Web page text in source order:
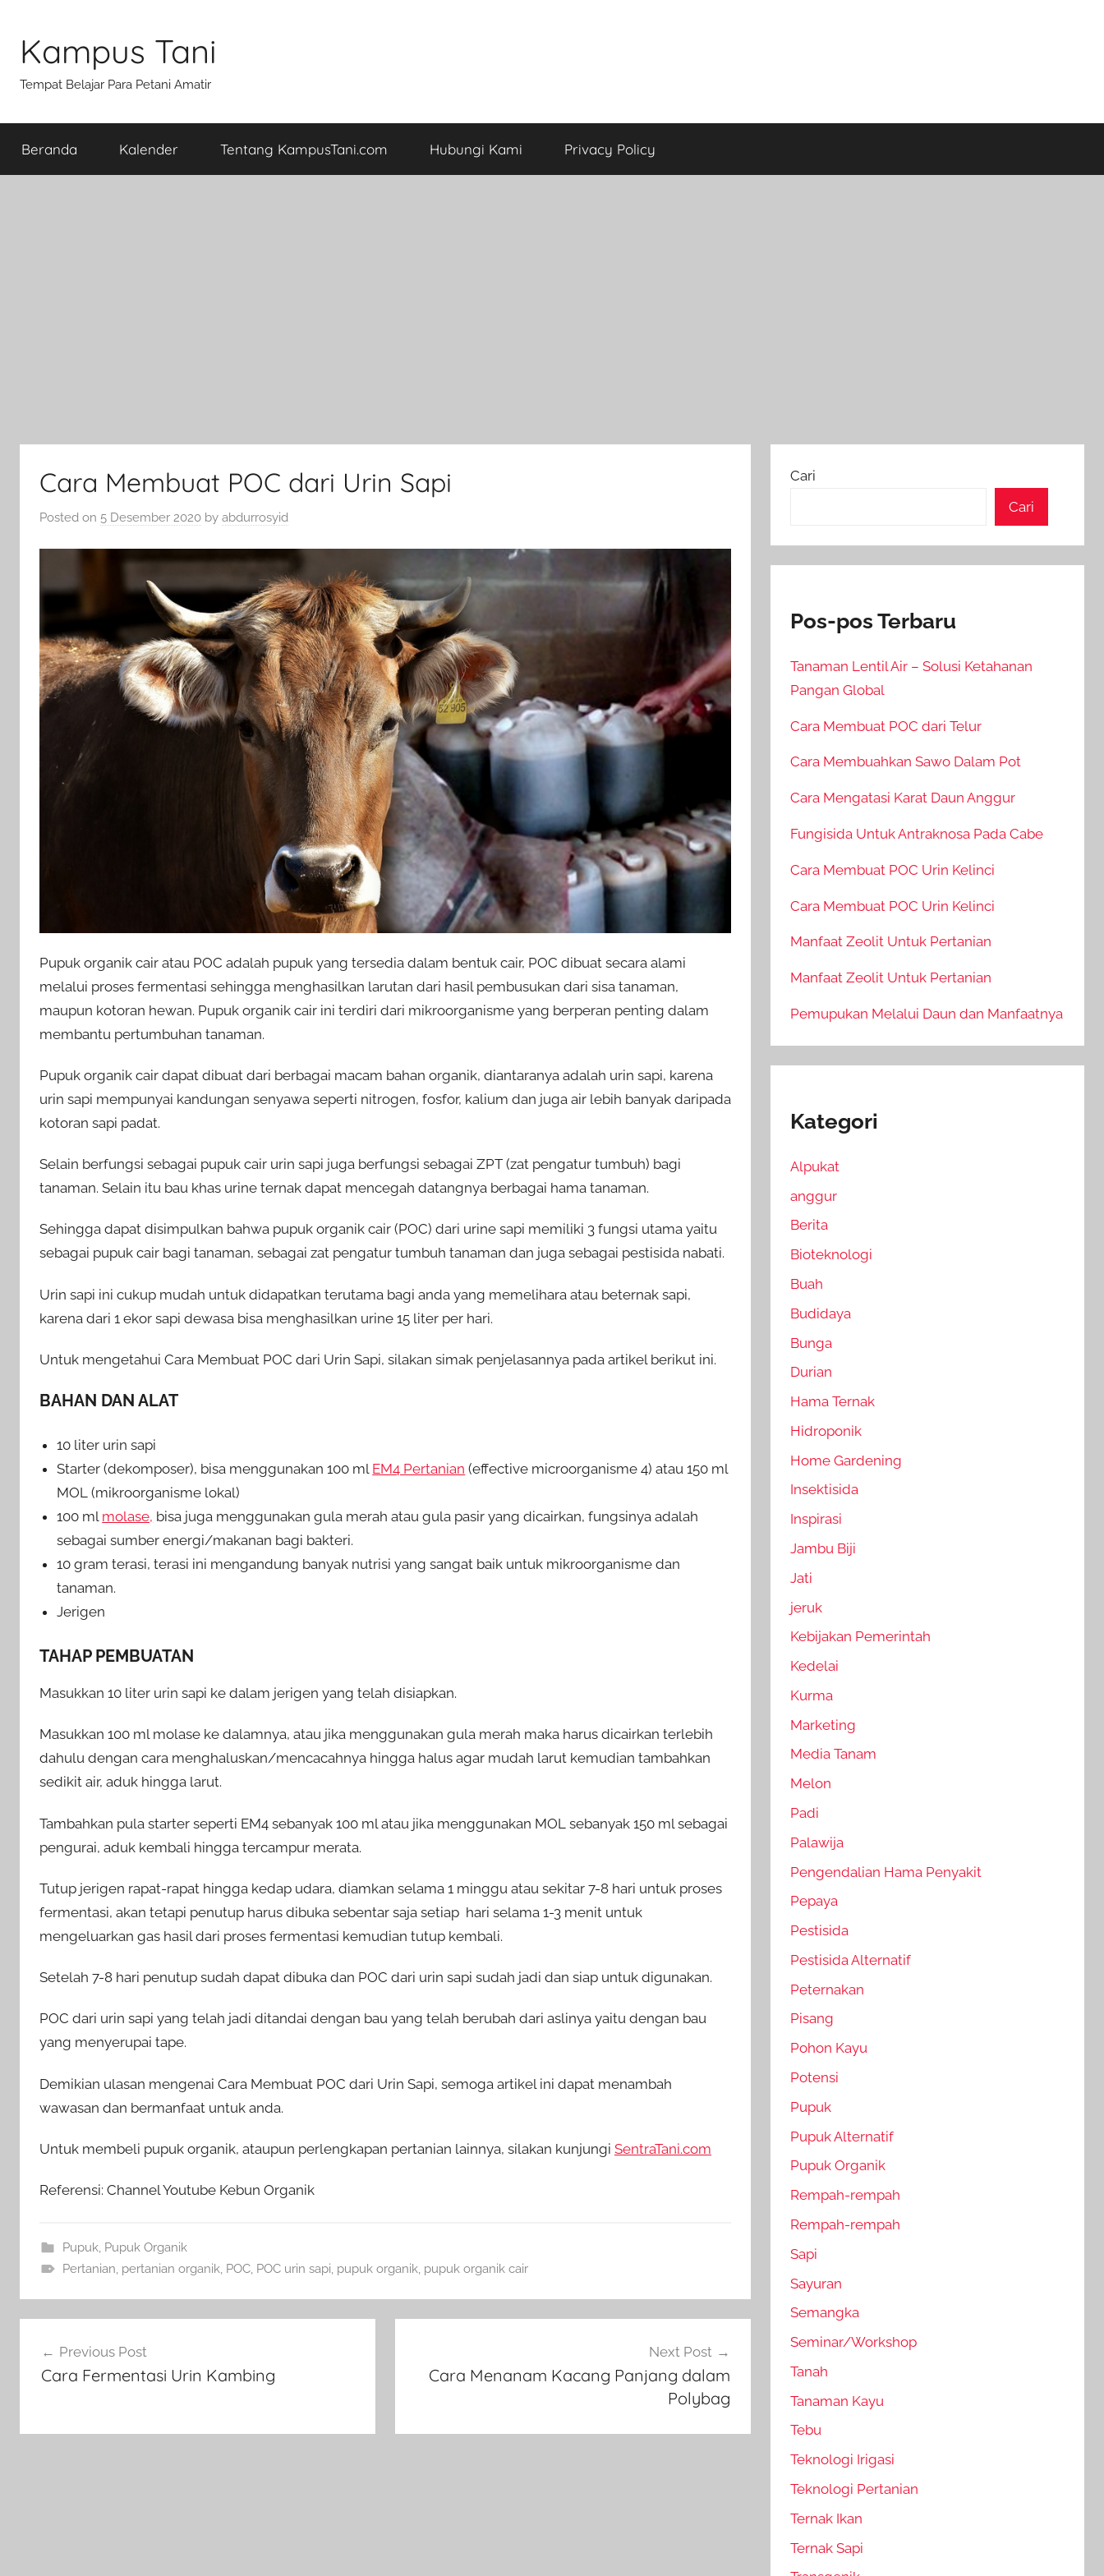
content
Kampus Tani
Tempat Belajar Para Petani Amatir
Beranda Kalender Tentang KampusTani.com Hubungi Kami Privacy Policy
Cara Membuat POC dari Urin Sapi
Posted on 5 Desember 2020 by abdurrosyid
Pupuk organik cair atau POC adalah pupuk yang tersedia dalam bentuk cair, POC dibuat secara alami
melalui proses fermentasi sehingga menghasilkan larutan dari hasil pembusukan dari sisa tanaman,
maupun kotoran hewan. Pupuk organik cair ini terdiri dari mikroorganisme yang berperan penting dalam
membantu pertumbuhan tanaman.
Pupuk organik cair dapat dibuat dari berbagai macam bahan organik, diantaranya adalah urin sapi, karena
urin sapi mempunyai kandungan senyawa seperti nitrogen, fosfor, kalium dan juga air lebih banyak daripada
kotoran sapi padat.
Selain berfungsi sebagai pupuk cair urin sapi juga berfungsi sebagai ZPT (zat pengatur tumbuh) bagi
tanaman. Selain itu bau khas urine ternak dapat mencegah datangnya berbagai hama tanaman.
Sehingga dapat disimpulkan bahwa pupuk organik cair (POC) dari urine sapi memiliki 3 fungsi utama yaitu
sebagai pupuk cair bagi tanaman, sebagai zat pengatur tumbuh tanaman dan juga sebagai pestisida nabati.
Urin sapi ini cukup mudah untuk didapatkan terutama bagi anda yang memelihara atau beternak sapi,
karena dari 1 ekor sapi dewasa bisa menghasilkan urine 15 liter per hari.
Untuk mengetahui Cara Membuat POC dari Urin Sapi, silakan simak penjelasannya pada artikel berikut ini.
BAHAN DAN ALAT
10 liter urin sapi
Starter (dekomposer), bisa menggunakan 100 ml EM4 Pertanian (effective microorganisme 4) atau 150 ml
MOL (mikroorganisme lokal)
100 ml molase, bisa juga menggunakan gula merah atau gula pasir yang dicairkan, fungsinya adalah
sebagai sumber energi/makanan bagi bakteri.
10 gram terasi, terasi ini mengandung banyak nutrisi yang sangat baik untuk mikroorganisme dan
tanaman.
Jerigen
TAHAP PEMBUATAN
Masukkan 10 liter urin sapi ke dalam jerigen yang telah disiapkan.
Masukkan 100 ml molase ke dalamnya, atau jika menggunakan gula merah maka harus dicairkan terlebih
dahulu dengan cara menghaluskan/mencacahnya hingga halus agar mudah larut kemudian tambahkan
sedikit air, aduk hingga larut.
Tambahkan pula starter seperti EM4 sebanyak 100 ml atau jika menggunakan MOL sebanyak 150 ml sebagai
pengurai, aduk kembali hingga tercampur merata.
Tutup jerigen rapat-rapat hingga kedap udara, diamkan selama 1 minggu atau sekitar 7-8 hari untuk proses
fermentasi, akan tetapi penutup harus dibuka sebentar saja setiap hari selama 1-3 menit untuk
mengeluarkan gas hasil dari proses fermentasi kemudian tutup kembali.
Setelah 7-8 hari penutup sudah dapat dibuka dan POC dari urin sapi sudah jadi dan siap untuk digunakan.
POC dari urin sapi yang telah jadi ditandai dengan bau yang telah berubah dari aslinya yaitu dengan bau
yang menyerupai tape.
Demikian ulasan mengenai Cara Membuat POC dari Urin Sapi, semoga artikel ini dapat menambah
wawasan dan bermanfaat untuk anda.
Untuk membeli pupuk organik, ataupun perlengkapan pertanian lainnya, silakan kunjungi SentraTani.com
Referensi: Channel Youtube Kebun Organik
Pupuk, Pupuk Organik
Pertanian, pertanian organik, POC, POC urin sapi, pupuk organik, pupuk organik cair
pos Previous Post
Cara Fermentasi Urin Kambing
Next Post
Cara Menanam Kacang Panjang dalam
Polybag
Cari
Cari
Pos-pos Terbaru
Tanaman Lentil Air – Solusi Ketahanan
Pangan Global
Cara Membuat POC dari Telur
Cara Membuahkan Sawo Dalam Pot
Cara Mengatasi Karat Daun Anggur
Fungisida Untuk Antraknosa Pada Cabe
Cara Membuat POC Urin Kelinci
Cara Membuat POC Urin Kelinci
Manfaat Zeolit Untuk Pertanian
Manfaat Zeolit Untuk Pertanian
Pemupukan Melalui Daun dan Manfaatnya
Kategori
Alpukat
anggur
Berita
Bioteknologi
Buah
Budidaya
Bunga
Durian
Hama Ternak
Hidroponik
Home Gardening
Insektisida
Inspirasi
Jambu Biji
Jati
jeruk
Kebijakan Pemerintah
Kedelai
Kurma
Marketing
Media Tanam
Melon
Padi
Palawija
Pengendalian Hama Penyakit
Pepaya
Pestisida
Pestisida Alternatif
Peternakan
Pisang
Pohon Kayu
Potensi
Pupuk
Pupuk Alternatif
Pupuk Organik
Rempah-rempah
Rempah-rempah
Sapi
Sayuran
Semangka
Seminar/Workshop
Tanah
Tanaman Kayu
Tebu
Teknologi Irigasi
Teknologi Pertanian
Ternak Ikan
Ternak Sapi